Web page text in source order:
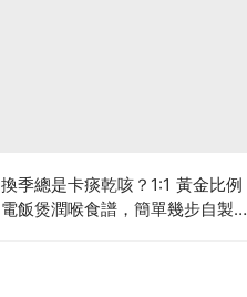
換季總是卡痰乾咳？1:1 黃金比例
電飯煲潤喉食譜，簡單幾步自製天